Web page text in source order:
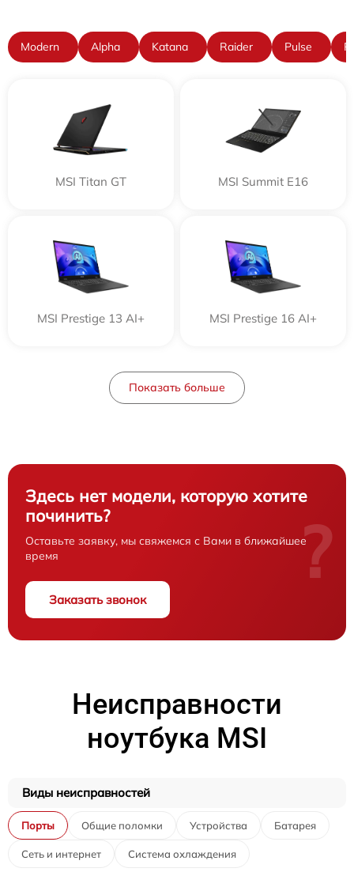
Modern Alpha Katana Raider Pulse
MSI Titan GT MSI Summit E16
MSI Prestige 13 AI+ MSI Prestige 16 AI+
Показать больше
Здесь нет модели, которую хотите
починить?
Оставьте заявку, мы свяжемся с Вами в ближайшее
время
Заказать звонок
?
Неисправности
ноутбука MSI
Виды неисправностей
Порты Общие поломки Устройства Батарея
Сеть и интернет Система охлаждения